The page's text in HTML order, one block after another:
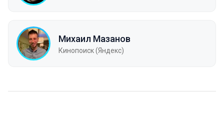
Михаил Мазанов
Кинопоиск (Яндекс)